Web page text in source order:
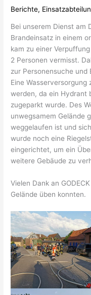
Berichte,
Bei unserem Dienst am
Brandeinsatz in einem
kam zu einer
2 Personen vermisst.
zur Personensuche und
Eine
werden, da ein Hydrant
zugeparkt wurde. Des
unwegsamem Gelände
weggelaufen ist und
wurde noch eine
eingerichtet, um ein
weitere Gebäude zu
Vielen Dank an
Gelände üben konnten.